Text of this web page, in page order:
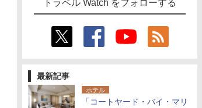
トラベル Watch をフォローする
最新記事
ホテル
「コートヤード・バイ・マリ